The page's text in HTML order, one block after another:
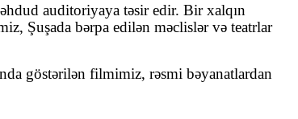
auditoriyaya təsir edir. Bir xalqın
Şuşada bərpa edilən məclislər və teatrlar
göstərilən filmimiz, rəsmi bəyanatlardan